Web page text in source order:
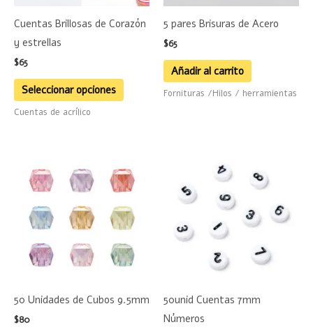
Cuentas Brillosas de Corazón
y estrellas
$65
Seleccionar opciones
pueden
página
Cuentas de acrílico
5 pares Brisuras de Acero
$65
Añadir al carrito
Fornituras /Hilos / herramientas
50 Unidades de Cubos 9.5mm
$80
50unid Cuentas 7mm
Números